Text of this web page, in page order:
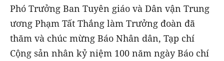
Phó Trưởng Ban Tuyên giáo và Dân vận Trung
ương Phạm Tất Thắng làm Trưởng đoàn đã
thăm và chúc mừng Báo Nhân dân, Tạp chí
Cộng sản nhân kỷ niệm 100 năm ngày Báo chí